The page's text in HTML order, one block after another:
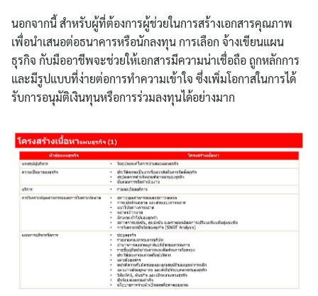
นอกจากนี้ สำหรับผู้ที่ต้องการผู้ช่วยในการสร้างเอกสารคุณภาพ
เพื่อนำเสนอต่อธนาคารหรือนักลงทุน การเลือก จ้างเขียนแผน
ธุรกิจ กับมืออาชีพจะช่วยให้เอกสารมีความน่าเชื่อถือ ถูกหลักการ
และมีรูปแบบที่ง่ายต่อการทำความเข้าใจ ซึ่งเพิ่มโอกาสในการได้
รับการอนุมัติเงินทุนหรือการร่วมลงทุนได้อย่างมาก